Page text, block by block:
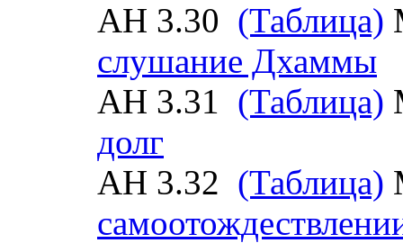
АН 3.30 (Таблица)
слушание Дхаммы
АН 3.31 (Таблица)
долг
АН 3.32 (Таблица)